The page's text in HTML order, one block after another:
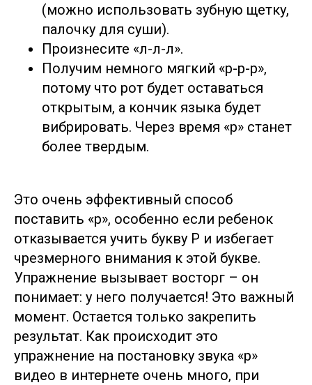
(можно использовать зубную щетку,
палочку для суши).
Произнесите «л-л-л».
Получим немного мягкий «р-р-р»,
потому что рот будет оставаться
открытым, а кончик языка будет
вибрировать. Через время «р» станет
более твердым.
Это очень эффективный способ
поставить «р», особенно если ребенок
отказывается учить букву Р и избегает
чрезмерного внимания к этой букве.
Упражнение вызывает восторг – он
понимает: у него получается! Это важный
момент. Остается только закрепить
результат. Как происходит это
упражнение на постановку звука «р»
видео в интернете очень много, при